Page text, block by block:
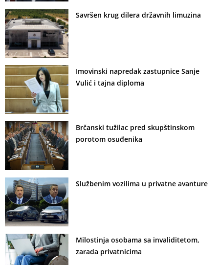
Savršen krug dilera državnih limuzina
Imovinski napredak zastupnice Sanje
Vulić i tajna diploma
Brčanski tužilac pred skupštinskom
porotom osuđenika
Službenim vozilima u privatne avanture
Milostinja osobama sa invaliditetom,
zarada privatnicima